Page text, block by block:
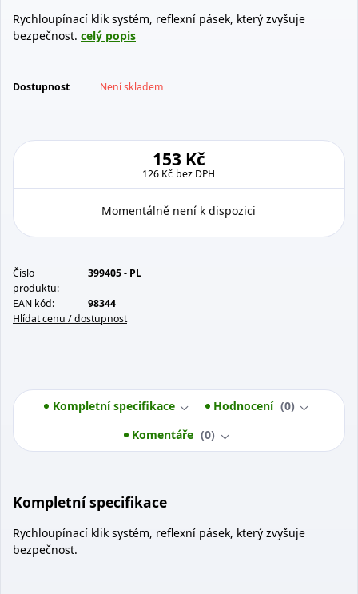
Rychloupínací klik systém, reflexní pásek, který zvyšuje
bezpečnost. celý popis
Dostupnost Není skladem
153 Kč
126 Kč bez DPH
Momentálně není k dispozici
Číslo
produktu:
399405 - PL
EAN kód:
98344
Hlídat cenu / dostupnost
Kompletní specifikace Hodnocení
0
Komentáře
0
Kompletní specifikace
Rychloupínací klik systém, reflexní pásek, který zvyšuje
bezpečnost.